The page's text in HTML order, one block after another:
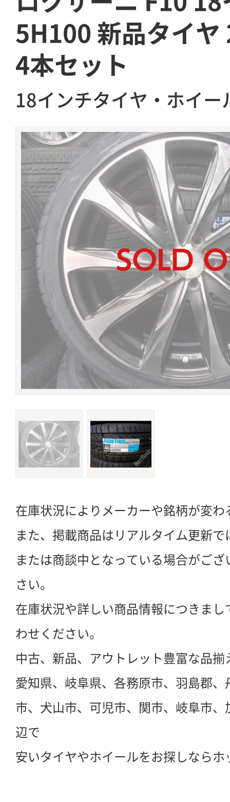
5H100 新品タイ
4本セット
18インチタイヤ・ホイー
在庫状況によりメーカーや銘柄が変
また、掲載商品はリアルタイム更新
または商談中となっている場合がご
さい。
在庫状況や詳しい商品情報につきま
わせください。
中古、新品、アウトレット豊富な品揃
愛知県、岐阜県、各務原市、羽島郡
市、犬山市、可児市、関市、岐阜市
辺で
安いタイヤやホイールをお探しなら